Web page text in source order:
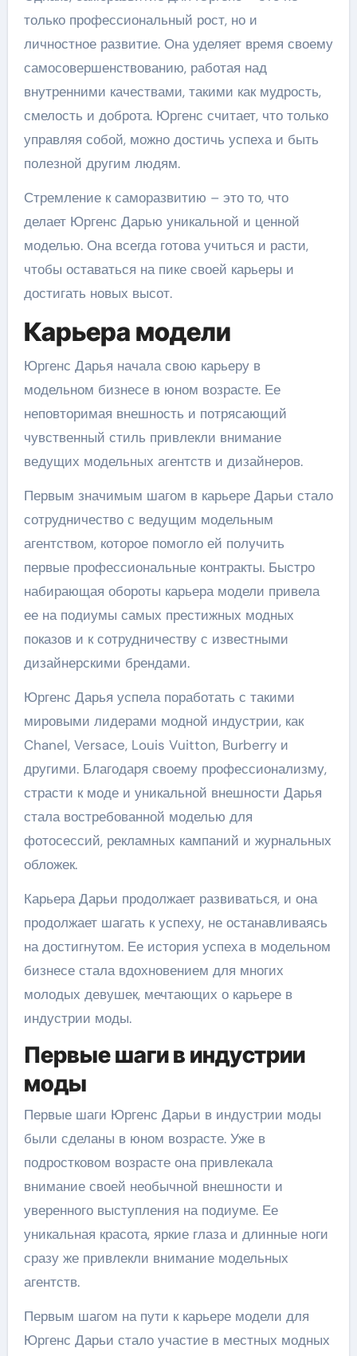
только профессиональный рост, но и
личностное развитие. Она уделяет время своему
самосовершенствованию, работая над
внутренними качествами, такими как мудрость,
смелость и доброта. Юргенс считает, что только
управляя собой, можно достичь успеха и быть
полезной другим людям.
Стремление к саморазвитию – это то, что
делает Юргенс Дарью уникальной и ценной
моделью. Она всегда готова учиться и расти,
чтобы оставаться на пике своей карьеры и
достигать новых высот.
Карьера модели
Юргенс Дарья начала свою карьеру в
модельном бизнесе в юном возрасте. Ее
неповторимая внешность и потрясающий
чувственный стиль привлекли внимание
ведущих модельных агентств и дизайнеров.
Первым значимым шагом в карьере Дарьи стало
сотрудничество с ведущим модельным
агентством, которое помогло ей получить
первые профессиональные контракты. Быстро
набирающая обороты карьера модели привела
ее на подиумы самых престижных модных
показов и к сотрудничеству с известными
дизайнерскими брендами.
Юргенс Дарья успела поработать с такими
мировыми лидерами модной индустрии, как
Chanel, Versace, Louis Vuitton, Burberry и
другими. Благодаря своему профессионализму,
страсти к моде и уникальной внешности Дарья
стала востребованной моделью для
фотосессий, рекламных кампаний и журнальных
обложек.
Карьера Дарьи продолжает развиваться, и она
продолжает шагать к успеху, не останавливаясь
на достигнутом. Ее история успеха в модельном
бизнесе стала вдохновением для многих
молодых девушек, мечтающих о карьере в
индустрии моды.
Первые шаги в индустрии
моды
Первые шаги Юргенс Дарьи в индустрии моды
были сделаны в юном возрасте. Уже в
подростковом возрасте она привлекала
внимание своей необычной внешности и
уверенного выступления на подиуме. Ее
уникальная красота, яркие глаза и длинные ноги
сразу же привлекли внимание модельных
агентств.
Первым шагом на пути к карьере модели для
Юргенс Дарьи стало участие в местных модных